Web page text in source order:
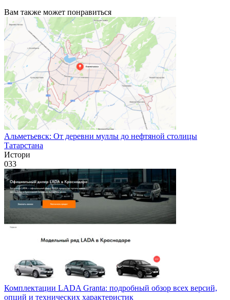
Вам также может понравиться
Альметьевск: От деревни муллы до нефтяной столицы
Татарстана
Истори
033
Комплектации LADA Granta: подробный обзор всех версий,
опций и технических характеристик